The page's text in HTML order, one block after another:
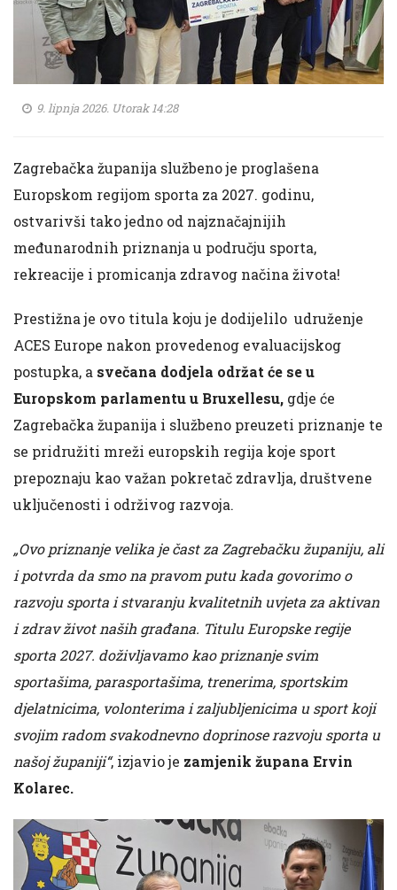
9. lipnja 2026. Utorak 14:28
Zagrebačka županija službeno je proglašena
Europskom regijom sporta za 2027. godinu,
ostvarivši tako jedno od najznačajnijih
međunarodnih priznanja u području sporta,
rekreacije i promicanja zdravog načina života!
Prestižna je ovo titula koju je dodijelilo udruženje
ACES Europe nakon provedenog evaluacijskog
postupka, a svečana dodjela održat će se u
Europskom parlamentu u Bruxellesu, gdje će
Zagrebačka županija i službeno preuzeti priznanje te
se pridružiti mreži europskih regija koje sport
prepoznaju kao važan pokretač zdravlja, društvene
uključenosti i održivog razvoja.
„Ovo priznanje velika je čast za Zagrebačku županiju, ali
i potvrda da smo na pravom putu kada govorimo o
razvoju sporta i stvaranju kvalitetnih uvjeta za aktivan
i zdrav život naših građana. Titulu Europske regije
sporta 2027. doživljavamo kao priznanje svim
sportašima, parasportašima, trenerima, sportskim
djelatnicima, volonterima i zaljubljenicima u sport koji
svojim radom svakodnevno doprinose razvoju sporta u
našoj županiji“, izjavio je zamjenik župana Ervin
Kolarec.